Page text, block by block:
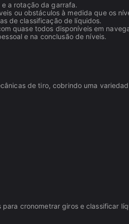
a rotação da garrafa.
ou obstáculos à medida que os
de classificação de líquidos.
quase todos disponíveis em
e na conclusão de níveis.
de tiro, cobrindo uma
cronometrar giros e classificar